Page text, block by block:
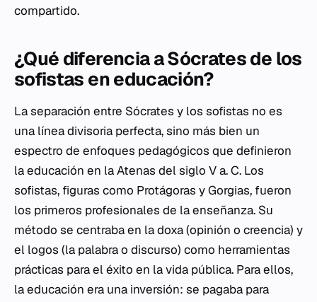
compartido.
¿Qué diferencia a Sócrates de los
sofistas en educación?
La separación entre Sócrates y los sofistas no es
una línea divisoria perfecta, sino más bien un
espectro de enfoques pedagógicos que definieron
la educación en la Atenas del siglo V a. C. Los
sofistas, figuras como Protágoras y Gorgias, fueron
los primeros profesionales de la enseñanza. Su
método se centraba en ladoxa(opinión o creencia) y
el logos (la palabra o discurso) como herramientas
prácticas para el éxito en la vida pública. Para ellos,
la educación era una inversión: se pagaba para